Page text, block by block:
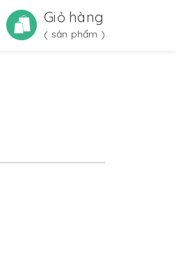
Giỏ hàng
( sản phẩm )